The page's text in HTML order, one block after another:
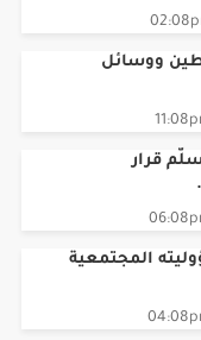
ووسائل
قرار
المجتمعية